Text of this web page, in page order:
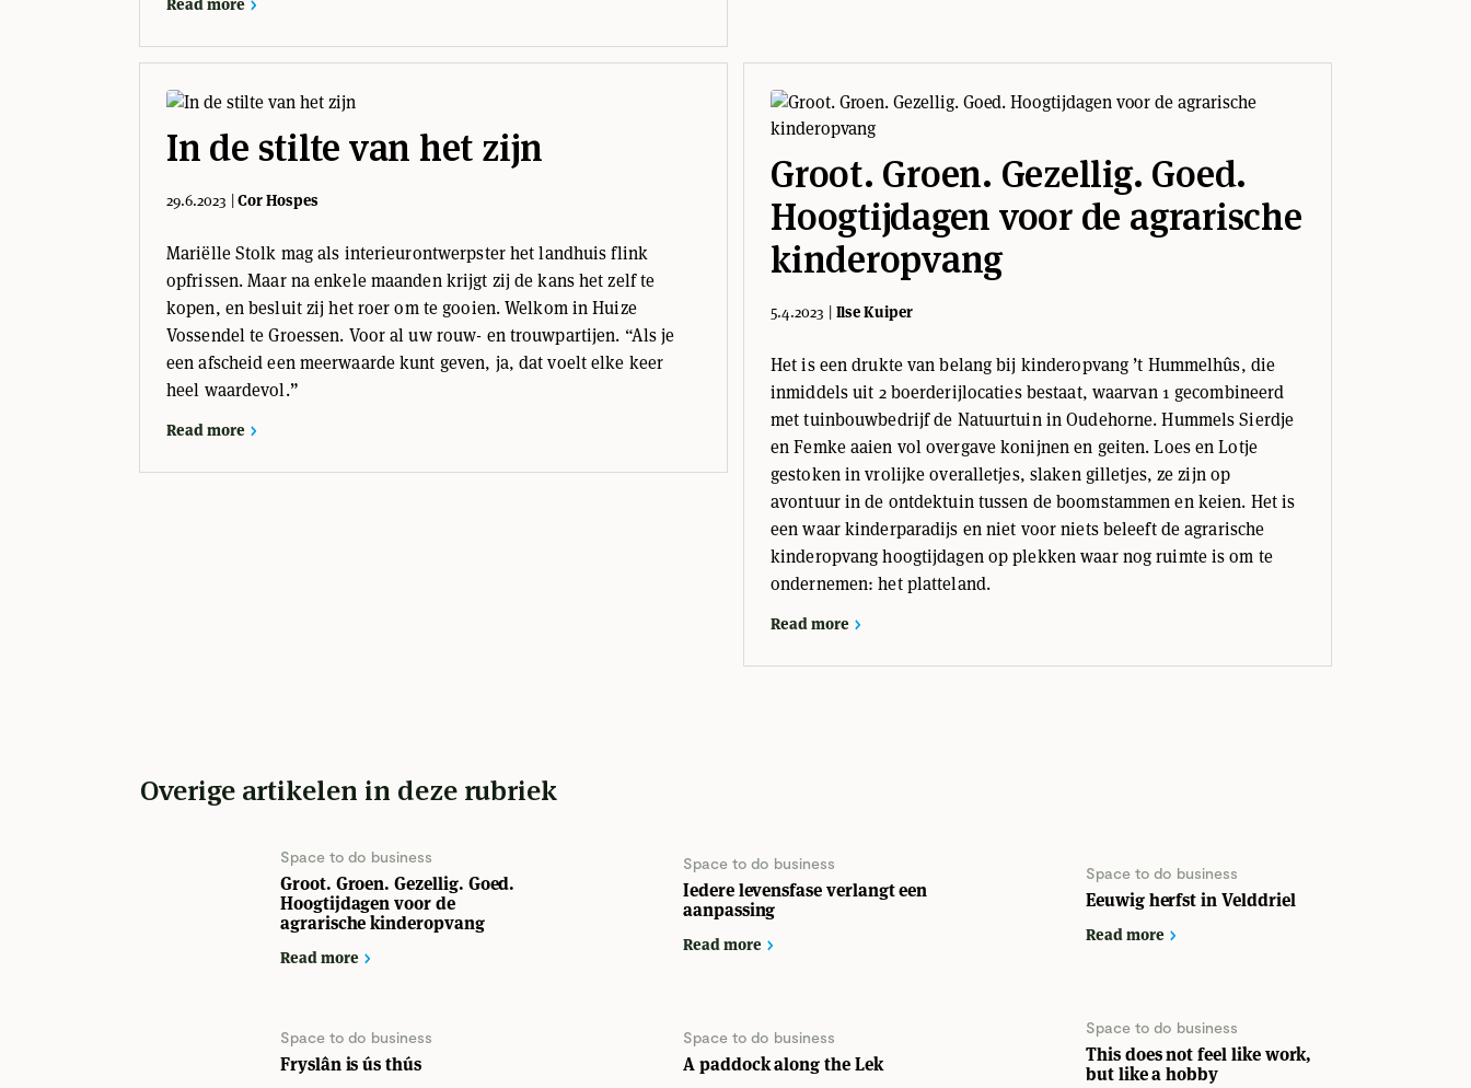
In de stilte van het zijn
29.6.2023 | Cor Hospes
Mariëlle Stolk mag als interieurontwerpster het landhuis flink
opfrissen. Maar na enkele maanden krijgt zij de kans het zelf te
kopen, en besluit zij het roer om te gooien. Welkom in Huize
Vossendel te Groessen. Voor al uw rouw- en trouwpartijen. “Als je
een afscheid een meerwaarde kunt geven, ja, dat voelt elke keer
heel waardevol.”
Read more
Groot. Groen. Gezellig. Goed.
Hoogtijdagen voor de agrarische
kinderopvang
5.4.2023 | Ilse Kuiper
Het is een drukte van belang bij kinderopvang ’t Hummelhûs, die
inmiddels uit 2 boerderijlocaties bestaat, waarvan 1 gecombineerd
met tuinbouwbedrijf de Natuurtuin in Oudehorne. Hummels Sierdje
en Femke aaien vol overgave konijnen en geiten. Loes en Lotje
gestoken in vrolijke overalletjes, slaken gilletjes, ze zijn op
avontuur in de ontdektuin tussen de boomstammen en keien. Het is
een waar kinderparadijs en niet voor niets beleeft de agrarische
kinderopvang hoogtijdagen op plekken waar nog ruimte is om te
ondernemen: het platteland.
Read more
Overige artikelen in deze rubriek
Space to do business
Groot. Groen. Gezellig. Goed.
Hoogtijdagen voor de
agrarische kinderopvang
Read more
Space to do business
Iedere levensfase verlangt een
aanpassing
Read more
Space to do business
Eeuwig herfst in Velddriel
Read more
Space to do business
Fryslân is ús thús
Space to do business
A paddock along the Lek
Space to do business
This does not feel like work,
but like a hobby